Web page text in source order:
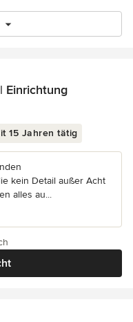
Einrichtung
5 Sternen
15 Jahren tätig
kein Detail außer Acht
alles au...